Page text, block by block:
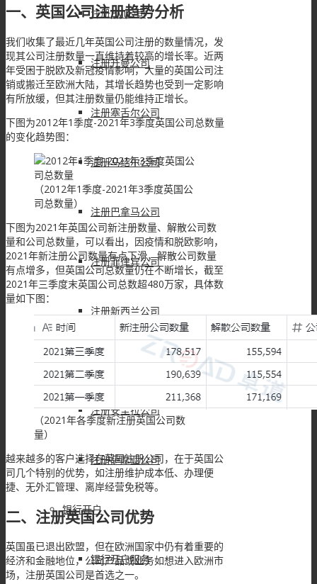
注册BVI公司
注册开曼公司
注册塞舌尔公司
注册马绍尔公司
注册巴拿马公司
注册菲律宾公司
注册新西兰公司
注册伯利兹公司
注册安圭拉公司
注册萨摩亚公司
银行开户
银行开户服务
一、英国公司注册趋势分析
我们收集了最近几年英国公司注册的数量情况，发
现其公司注册数量一直维持着较高的增长率。近两
年受困于脱欧及新冠疫情影响，大量的英国公司注
销或搬迁至欧洲大陆，其增长趋势也受到一定影响
有所放缓，但其注册数量仍能维持正增长。
下图为2012年1季度-2021年3季度英国公司总数量
的变化趋势图：
（2012年1季度-2021年3季度英国公
司总数量）
下图为2021年英国公司新注册数量、解散公司数
量和公司总数量，可以看出，因疫情和脱欧影响，
2021年新注册公司数量有点下滑，解散公司数量
有点增多，但英国公司总数量仍在不断增长，截至
2021年三季度末英国公司总数超480万家，具体数
量如下图：
（2021年各季度新注册英国公司数
量）
越来越多的客户选择在英国注册公司，在于英国公
司几个特别的优势，如注册维护成本低、办理便
捷、无外汇管理、离岸经营免税等。
二、注册英国公司优势
英国虽已退出欧盟，但在欧洲国家中仍有着重要的
经济和金融地位，公司产品或业务如想进入欧洲市
场，注册英国公司是首选之一。